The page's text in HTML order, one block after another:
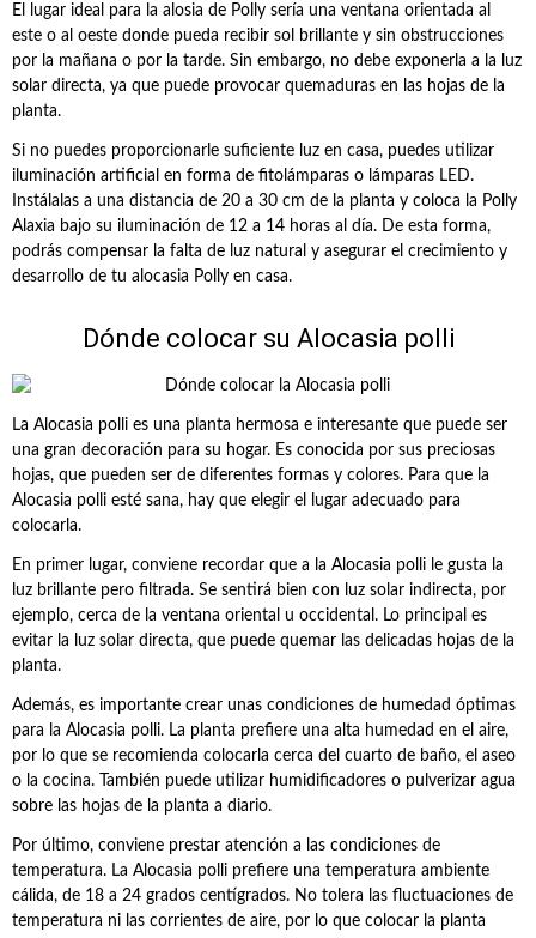
El lugar ideal para la alosia de Polly sería una ventana orientada al
este o al oeste donde pueda recibir sol brillante y sin obstrucciones
por la mañana o por la tarde. Sin embargo, no debe exponerla a la luz
solar directa, ya que puede provocar quemaduras en las hojas de la
planta.
Si no puedes proporcionarle suficiente luz en casa, puedes utilizar
iluminación artificial en forma de fitolámparas o lámparas LED.
Instálalas a una distancia de 20 a 30 cm de la planta y coloca la Polly
Alaxia bajo su iluminación de 12 a 14 horas al día. De esta forma,
podrás compensar la falta de luz natural y asegurar el crecimiento y
desarrollo de tu alocasia Polly en casa.
Dónde colocar su Alocasia polli
La Alocasia polli es una planta hermosa e interesante que puede ser
una gran decoración para su hogar. Es conocida por sus preciosas
hojas, que pueden ser de diferentes formas y colores. Para que la
Alocasia polli esté sana, hay que elegir el lugar adecuado para
colocarla.
En primer lugar, conviene recordar que a la Alocasia polli le gusta la
luz brillante pero filtrada. Se sentirá bien con luz solar indirecta, por
ejemplo, cerca de la ventana oriental u occidental. Lo principal es
evitar la luz solar directa, que puede quemar las delicadas hojas de la
planta.
Además, es importante crear unas condiciones de humedad óptimas
para la Alocasia polli. La planta prefiere una alta humedad en el aire,
por lo que se recomienda colocarla cerca del cuarto de baño, el aseo
o la cocina. También puede utilizar humidificadores o pulverizar agua
sobre las hojas de la planta a diario.
Por último, conviene prestar atención a las condiciones de
temperatura. La Alocasia polli prefiere una temperatura ambiente
cálida, de 18 a 24 grados centígrados. No tolera las fluctuaciones de
temperatura ni las corrientes de aire, por lo que colocar la planta